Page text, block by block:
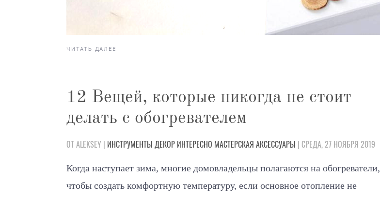
ЧИТАТЬ ДАЛЕЕ
12 Вещей, которые никогда не стоит
делать с обогревателем
ОТ ALEKSEY | ИНСТРУМЕНТЫ ДЕКОР ИНТЕРЕСНО МАСТЕРСКАЯ АКСЕССУАРЫ | СРЕДА, 27 НОЯБРЯ 2019
Когда наступает зима, многие домовладельцы полагаются на обогреватели,
чтобы создать комфортную температуру, если основное отопление не